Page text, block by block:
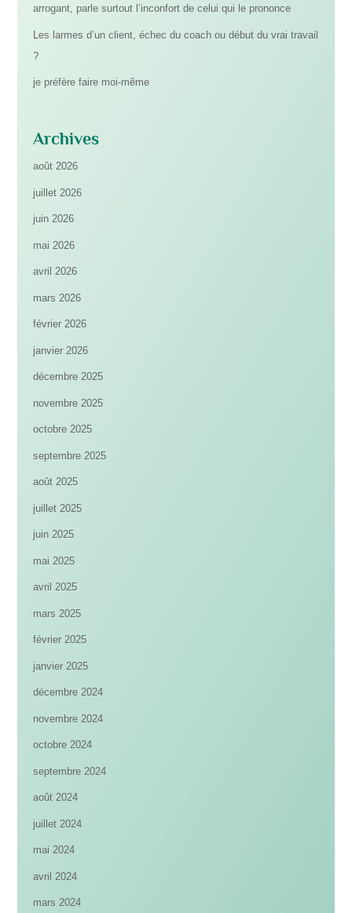
arrogant, parle surtout l’inconfort de celui qui le prononce
Les larmes d’un client, échec du coach ou début du vrai travail
?
je préfère faire moi-même
Archives
août 2026
juillet 2026
juin 2026
mai 2026
avril 2026
mars 2026
février 2026
janvier 2026
décembre 2025
novembre 2025
octobre 2025
septembre 2025
août 2025
juillet 2025
juin 2025
mai 2025
avril 2025
mars 2025
février 2025
janvier 2025
décembre 2024
novembre 2024
octobre 2024
septembre 2024
août 2024
juillet 2024
mai 2024
avril 2024
mars 2024